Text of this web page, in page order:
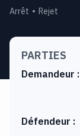
Arrêt Rejet
PARTIES
Demandeur :
Défendeur :